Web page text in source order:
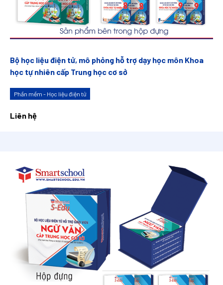
Bộ học liệu điện tử, mô phỏng hỗ trợ dạy học môn Khoa
học tự nhiên cấp Trung học cơ sở
Phần mềm - Học liệu điện tử
Liên hệ